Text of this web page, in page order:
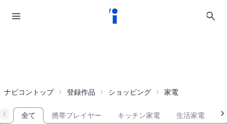
ナビコントップ 登録作品 ショッピング 家電
全て 携帯プレイヤー キッチン家電 生活家電